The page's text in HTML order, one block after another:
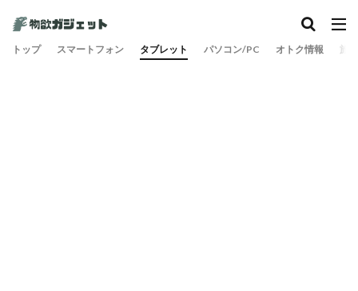
トップ スマートフォン タブレット パソコン/PC オトク情報 旅
カテゴリー